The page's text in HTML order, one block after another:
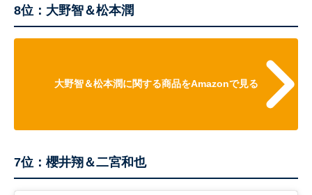
8位：大野智＆松本潤
大野智＆松本潤に関する商品をAmazonで見る
7位：櫻井翔＆二宮和也